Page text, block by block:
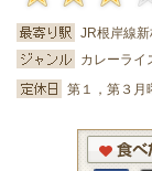
JR根岸線
カレーライ
第１，第３月